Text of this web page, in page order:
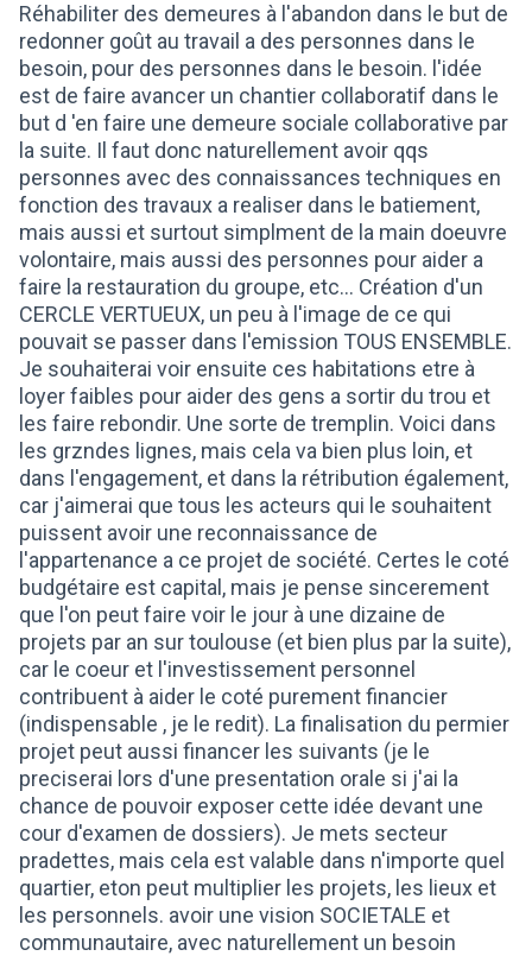
Réhabiliter des demeures à l'abandon dans le but de
redonner goût au travail a des personnes dans le
besoin, pour des personnes dans le besoin. l'idée
est de faire avancer un chantier collaboratif dans le
but d 'en faire une demeure sociale collaborative par
la suite. Il faut donc naturellement avoir qqs
personnes avec des connaissances techniques en
fonction des travaux a realiser dans le batiement,
mais aussi et surtout simplment de la main doeuvre
volontaire, mais aussi des personnes pour aider a
faire la restauration du groupe, etc... Création d'un
CERCLE VERTUEUX, un peu à l'image de ce qui
pouvait se passer dans l'emission TOUS ENSEMBLE.
Je souhaiterai voir ensuite ces habitations etre à
loyer faibles pour aider des gens a sortir du trou et
les faire rebondir. Une sorte de tremplin. Voici dans
les grzndes lignes, mais cela va bien plus loin, et
dans l'engagement, et dans la rétribution également,
car j'aimerai que tous les acteurs qui le souhaitent
puissent avoir une reconnaissance de
l'appartenance a ce projet de société. Certes le coté
budgétaire est capital, mais je pense sincerement
que l'on peut faire voir le jour à une dizaine de
projets par an sur toulouse (et bien plus par la suite),
car le coeur et l'investissement personnel
contribuent à aider le coté purement financier
(indispensable , je le redit). La finalisation du permier
projet peut aussi financer les suivants (je le
preciserai lors d'une presentation orale si j'ai la
chance de pouvoir exposer cette idée devant une
cour d'examen de dossiers). Je mets secteur
pradettes, mais cela est valable dans n'importe quel
quartier, eton peut multiplier les projets, les lieux et
les personnels. avoir une vision SOCIETALE et
communautaire, avec naturellement un besoin